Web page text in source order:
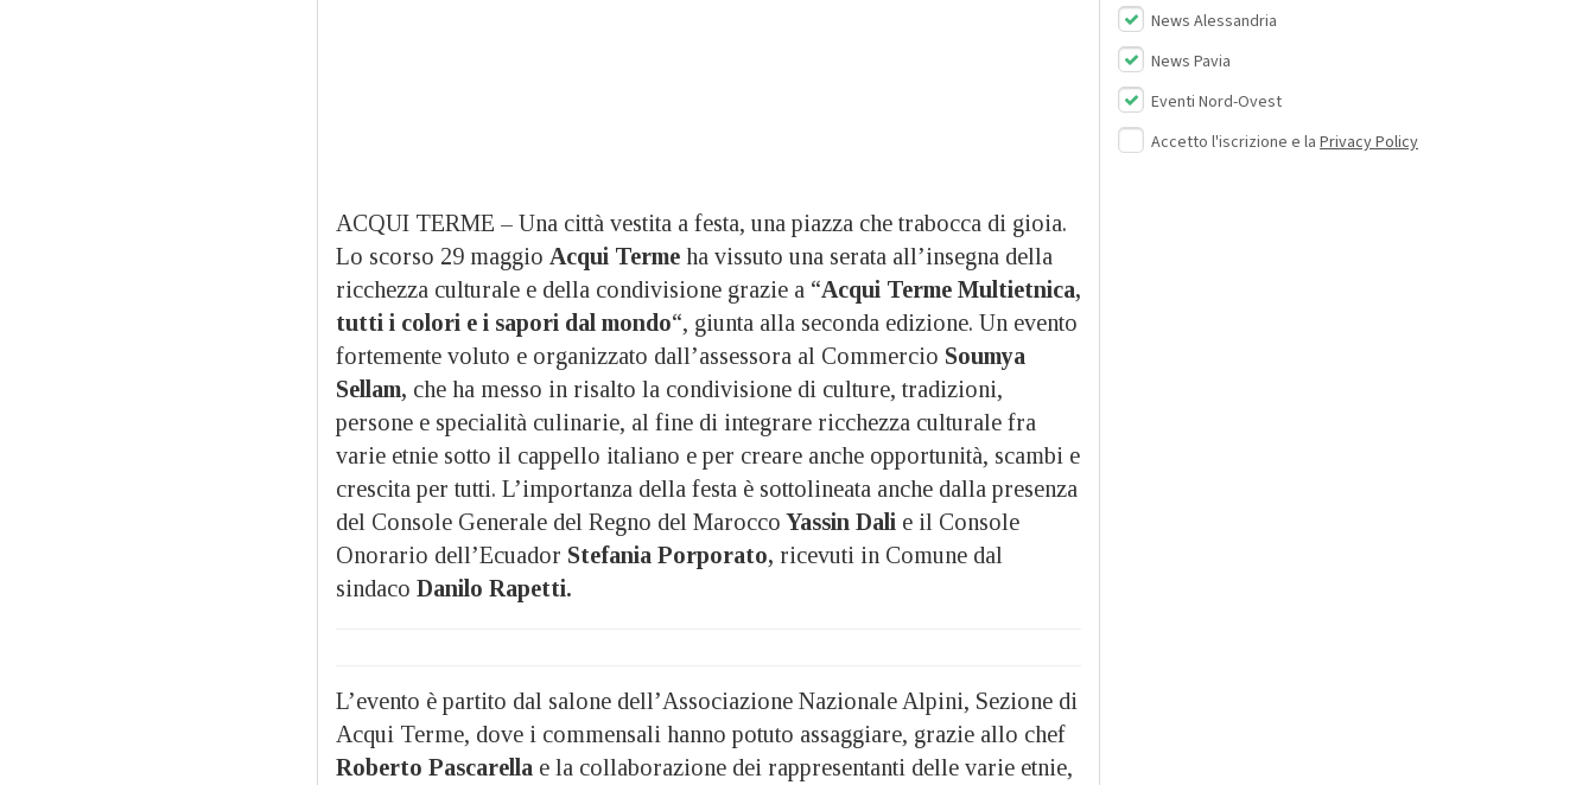
ACQUI TERME – Una città vestita a festa, una piazza che trabocca di gioia.
Lo scorso 29 maggio Acqui Terme ha vissuto una serata all’insegna della
ricchezza culturale e della condivisione grazie a “Acqui Terme Multietnica,
tutti i colori e i sapori dal mondo“, giunta alla seconda edizione. Un evento
fortemente voluto e organizzato dall’assessora al Commercio Soumya
Sellam, che ha messo in risalto la condivisione di culture, tradizioni,
persone e specialità culinarie, al fine di integrare ricchezza culturale fra
varie etnie sotto il cappello italiano e per creare anche opportunità, scambi e
crescita per tutti. L’importanza della festa è sottolineata anche dalla presenza
del Console Generale del Regno del Marocco Yassin Dali e il Console
Onorario dell’Ecuador Stefania Porporato, ricevuti in Comune dal
sindaco Danilo Rapetti.
L’evento è partito dal salone dell’Associazione Nazionale Alpini, Sezione di
Acqui Terme, dove i commensali hanno potuto assaggiare, grazie allo chef
Roberto Pascarella e la collaborazione dei rappresentanti delle varie etnie,
News Alessandria
News Pavia
Eventi Nord-Ovest
Accetto l'iscrizione e la Privacy Policy